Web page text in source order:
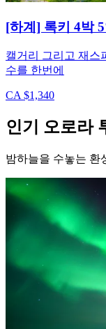
[하계] 록키 4박 5
캘거리 그리고 재스
수를 한번에
CA $1,340
인기 오로라
밤하늘을 수놓는 환